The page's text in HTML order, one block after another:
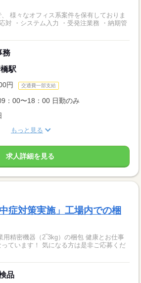
様々なオフィス系案件を保有しておりま
務
駅
円 交通費一部支給
：00〜18：00 日勤のみ
もっと見る
求人詳細を見る
症対策実施」工場内での梱
機器（2‾3kg）の梱包 健康とお仕事
ています！ 気になる方は是非ご応募くだ
品